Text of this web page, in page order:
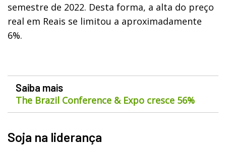
semestre de 2022. Desta forma, a alta do preço
real em Reais se limitou a aproximadamente
6%.
Saiba mais
The Brazil Conference & Expo cresce 56%
Soja na liderança